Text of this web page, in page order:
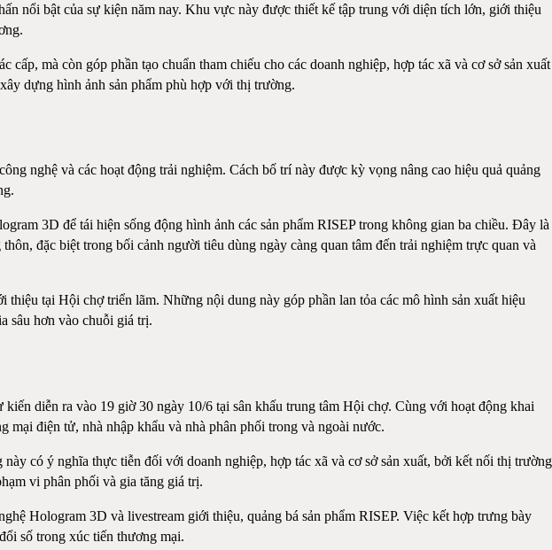
nổi bật của sự kiện năm nay. Khu vực này được thiết kế tập trung với diện tích lớn, giới thiệu
mà còn góp phần tạo chuẩn tham chiếu cho các doanh nghiệp, hợp tác xã và cơ sở sản xuất
dựng hình ảnh sản phẩm phù hợp với thị trường.
nghệ và các hoạt động trải nghiệm. Cách bố trí này được kỳ vọng nâng cao hiệu quả quảng
3D để tái hiện sống động hình ảnh các sản phẩm RISEP trong không gian ba chiều. Đây là
đặc biệt trong bối cảnh người tiêu dùng ngày càng quan tâm đến trải nghiệm trực quan và
tại Hội chợ triển lãm. Những nội dung này góp phần lan tỏa các mô hình sản xuất hiệu
sâu hơn vào chuỗi giá trị.
diễn ra vào 19 giờ 30 ngày 10/6 tại sân khấu trung tâm Hội chợ. Cùng với hoạt động khai
điện tử, nhà nhập khẩu và nhà phân phối trong và ngoài nước.
có ý nghĩa thực tiễn đối với doanh nghiệp, hợp tác xã và cơ sở sản xuất, bởi kết nối thị trường
vi phân phối và gia tăng giá trị.
Hologram 3D và livestream giới thiệu, quảng bá sản phẩm RISEP. Việc kết hợp trưng bày
số trong xúc tiến thương mại.